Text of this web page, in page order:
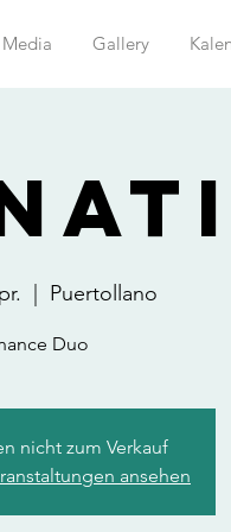
Media Gallery
Puertollano
Duo
nicht zum Verkauf
ansehen